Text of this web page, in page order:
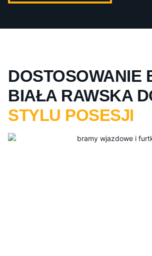
DOSTOSOWANIE
BIAŁA RAWSKA
STYLU POSESJI